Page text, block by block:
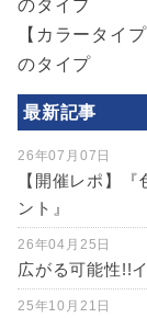
【カラータイ
のタイプ
最新記事
26年07月07日
【開催レポ】
ント』
26年04月25日
広がる可能性!!
25年10月21日